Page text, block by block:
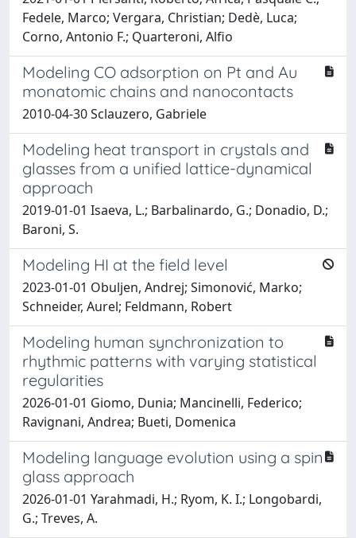
Fedele, Marco; Vergara, Christian; Dedè, Luca;
Corno, Antonio F.; Quarteroni, Alfio
Modeling CO adsorption on Pt and Au
monatomic chains and nanocontacts
2010-04-30 Sclauzero, Gabriele
Modeling heat transport in crystals and
glasses from a unified lattice-dynamical
approach
2019-01-01 Isaeva, L.; Barbalinardo, G.; Donadio, D.;
Baroni, S.
Modeling HI at the field level
2023-01-01 Obuljen, Andrej; Simonović, Marko;
Schneider, Aurel; Feldmann, Robert
Modeling human synchronization to
rhythmic patterns with varying statistical
regularities
2026-01-01 Giomo, Dunia; Mancinelli, Federico;
Ravignani, Andrea; Bueti, Domenica
Modeling language evolution using a spin
glass approach
2026-01-01 Yarahmadi, H.; Ryom, K. I.; Longobardi,
G.; Treves, A.